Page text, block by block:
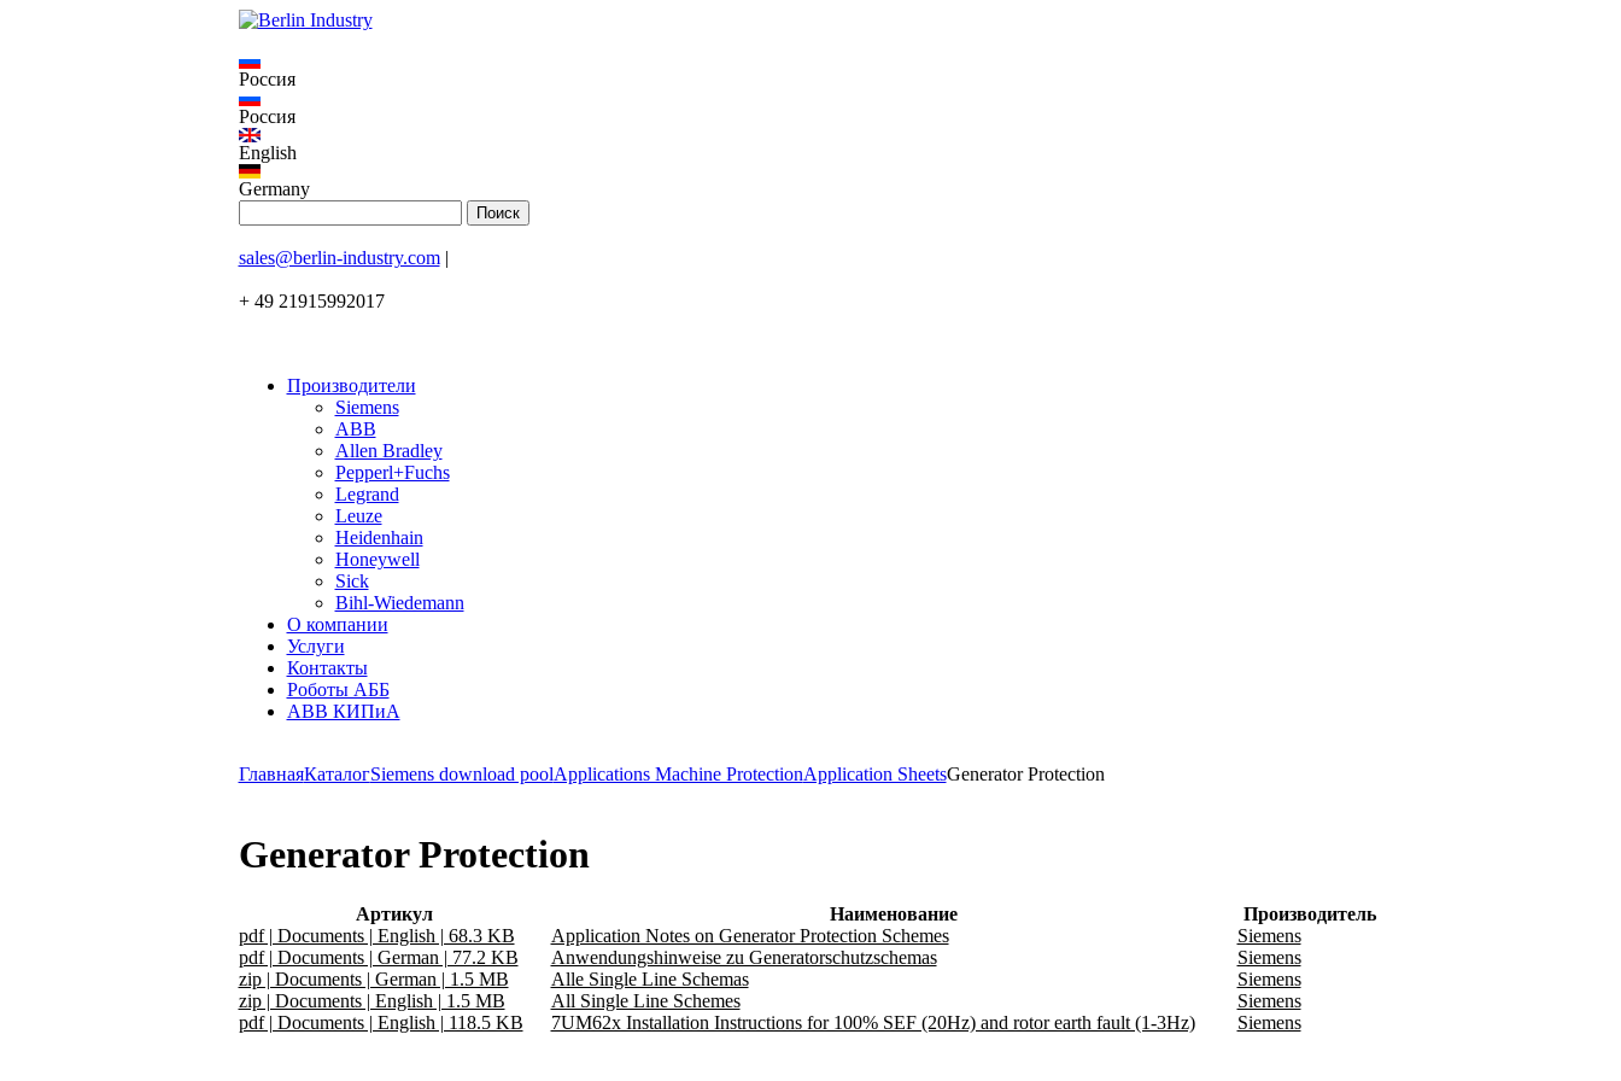
Россия
Россия
English
Germany
sales@berlin-industry.com|
+ 49 21915992017
Производители
Siemens
ABB
Allen Bradley
Pepperl+Fuchs
Legrand
Leuze
Heidenhain
Honeywell
Sick
Bihl-Wiedemann
О компании
Услуги
Контакты
Роботы АББ
ABB КИПиА
ГлавнаяКаталогSiemens download poolApplications Machine ProtectionApplication SheetsGenerator Protection
Generator Protection
Артикул Наименование
Производитель
pdf | Documents | English | 68.3 KB
Application Notes on Generator Protection Schemes
Siemens
pdf | Documents | German | 77.2 KB
Anwendungshinweise zu Generatorschutzschemas
Siemens
zip | Documents | German | 1.5 MB
Alle Single Line Schemas
Siemens
zip | Documents | English | 1.5 MB
All Single Line Schemes
Siemens
pdf | Documents | English | 118.5 KB
7UM62x Installation Instructions for 100% SEF (20Hz) and rotor earth fault (1-3Hz) Siemens